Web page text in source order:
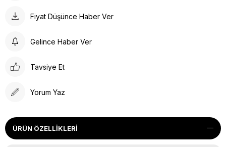
Fiyat Düşünce Haber Ver
Gelince Haber Ver
Tavsiye Et
Yorum Yaz
ÜRÜN ÖZELLIKLERI